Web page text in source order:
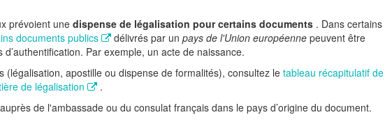
prévoient une dispense de légalisation pour certains documents . Dans certains
documents publics délivrés par un pays de l'Union européenne peuvent être
Par exemple, un acte de naissance.
(légalisation, apostille ou dispense de formalités), consultez le tableau récapitulatif
de légalisation
.
de l'ambassade ou du consulat français dans le pays d’origine du document.